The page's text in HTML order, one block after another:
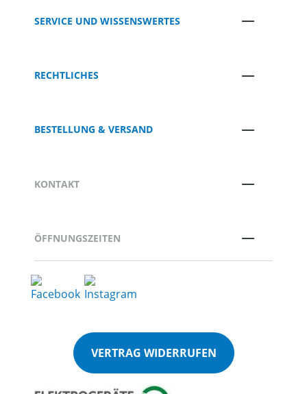
SERVICE UND WISSENSWERTES
RECHTLICHES
BESTELLUNG & VERSAND
KONTAKT
ÖFFNUNGSZEITEN
VERTRAG WIDERRUFEN